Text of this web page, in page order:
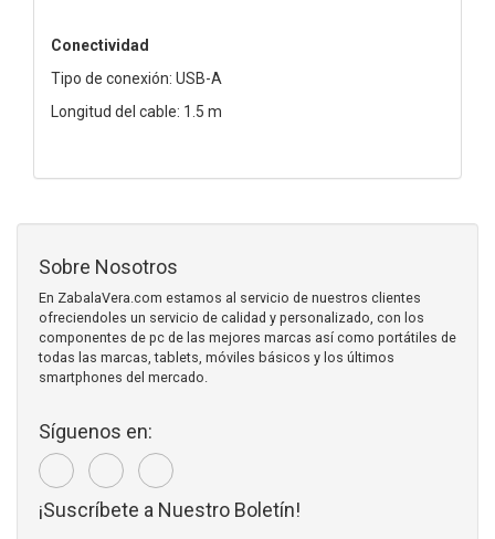
Conectividad
Tipo de conexión: USB-A
Longitud del cable: 1.5 m
Sobre Nosotros
En ZabalaVera.com estamos al servicio de nuestros clientes
ofreciendoles un servicio de calidad y personalizado, con los
componentes de pc de las mejores marcas así como portátiles de
todas las marcas, tablets, móviles básicos y los últimos
smartphones del mercado.
Síguenos en:
¡Suscríbete a Nuestro Boletín!